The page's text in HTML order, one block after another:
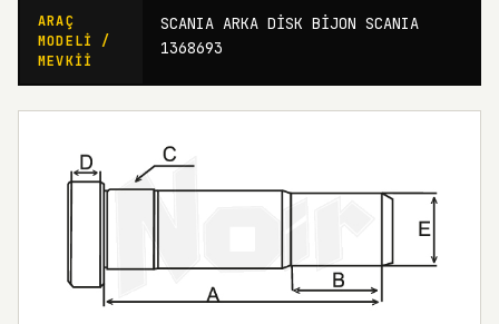
ARAÇ
MODELI /
MEVKII
SCANIA ARKA DİSK BİJON SCANIA
1368693